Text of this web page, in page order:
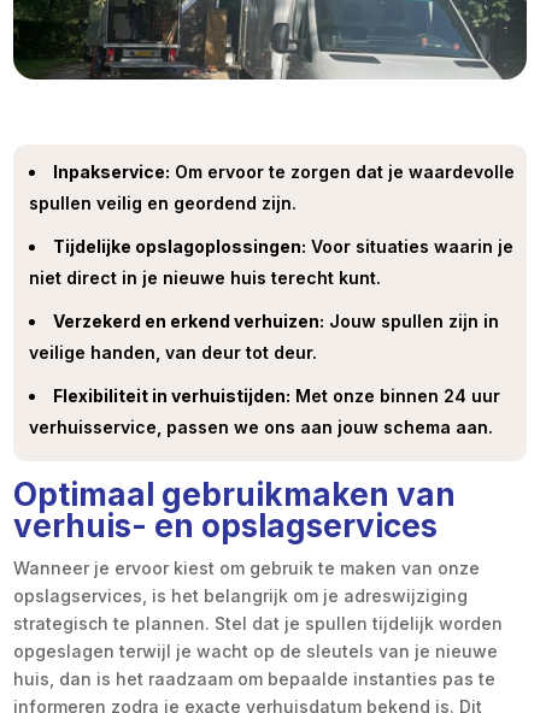
Inpakservice: Om ervoor te zorgen dat je waardevolle
spullen veilig en geordend zijn.
Tijdelijke opslagoplossingen: Voor situaties waarin je
niet direct in je nieuwe huis terecht kunt.
Verzekerd en erkend verhuizen: Jouw spullen zijn in
veilige handen, van deur tot deur.
Flexibiliteit in verhuistijden: Met onze binnen 24 uur
verhuisservice, passen we ons aan jouw schema aan.
Optimaal gebruikmaken van
verhuis- en opslagservices
Wanneer je ervoor kiest om gebruik te maken van onze
opslagservices, is het belangrijk om je adreswijziging
strategisch te plannen. Stel dat je spullen tijdelijk worden
opgeslagen terwijl je wacht op de sleutels van je nieuwe
huis, dan is het raadzaam om bepaalde instanties pas te
informeren zodra je exacte verhuisdatum bekend is. Dit